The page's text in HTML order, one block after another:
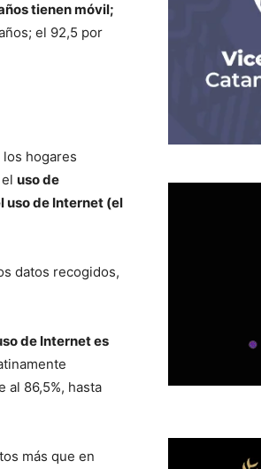
tienen móvil;
el 92,5 por
hogares
uso de
uso de Internet (el
datos recogidos,
de Internet es
al 86,5%, hasta
más que en